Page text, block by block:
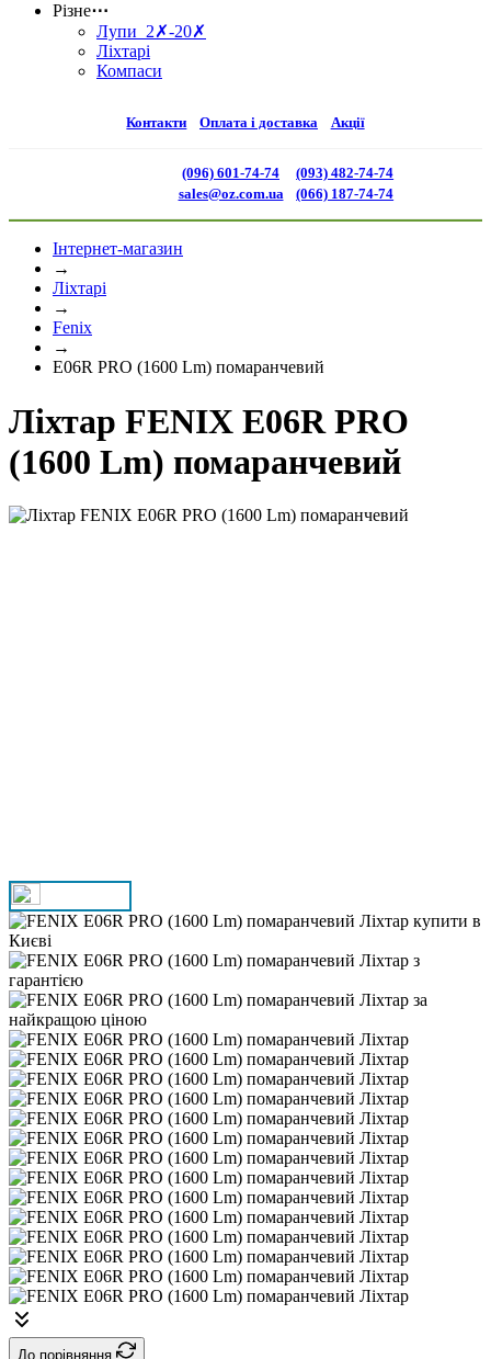
Різне⋯
Лупи 2✗-20✗
Ліхтарі
Компаси
Контакти Оплата і доставка Акції
(096) 601-74-74
sales@oz.com.ua
(093) 482-74-74
(066) 187-74-74
Інтернет-магазин
→
Ліхтарі
→
Fenix
→
E06R PRO (1600 Lm) помаранчевий
Ліхтар FENIX E06R PRO
(1600 Lm) помаранчевий
До порівняння